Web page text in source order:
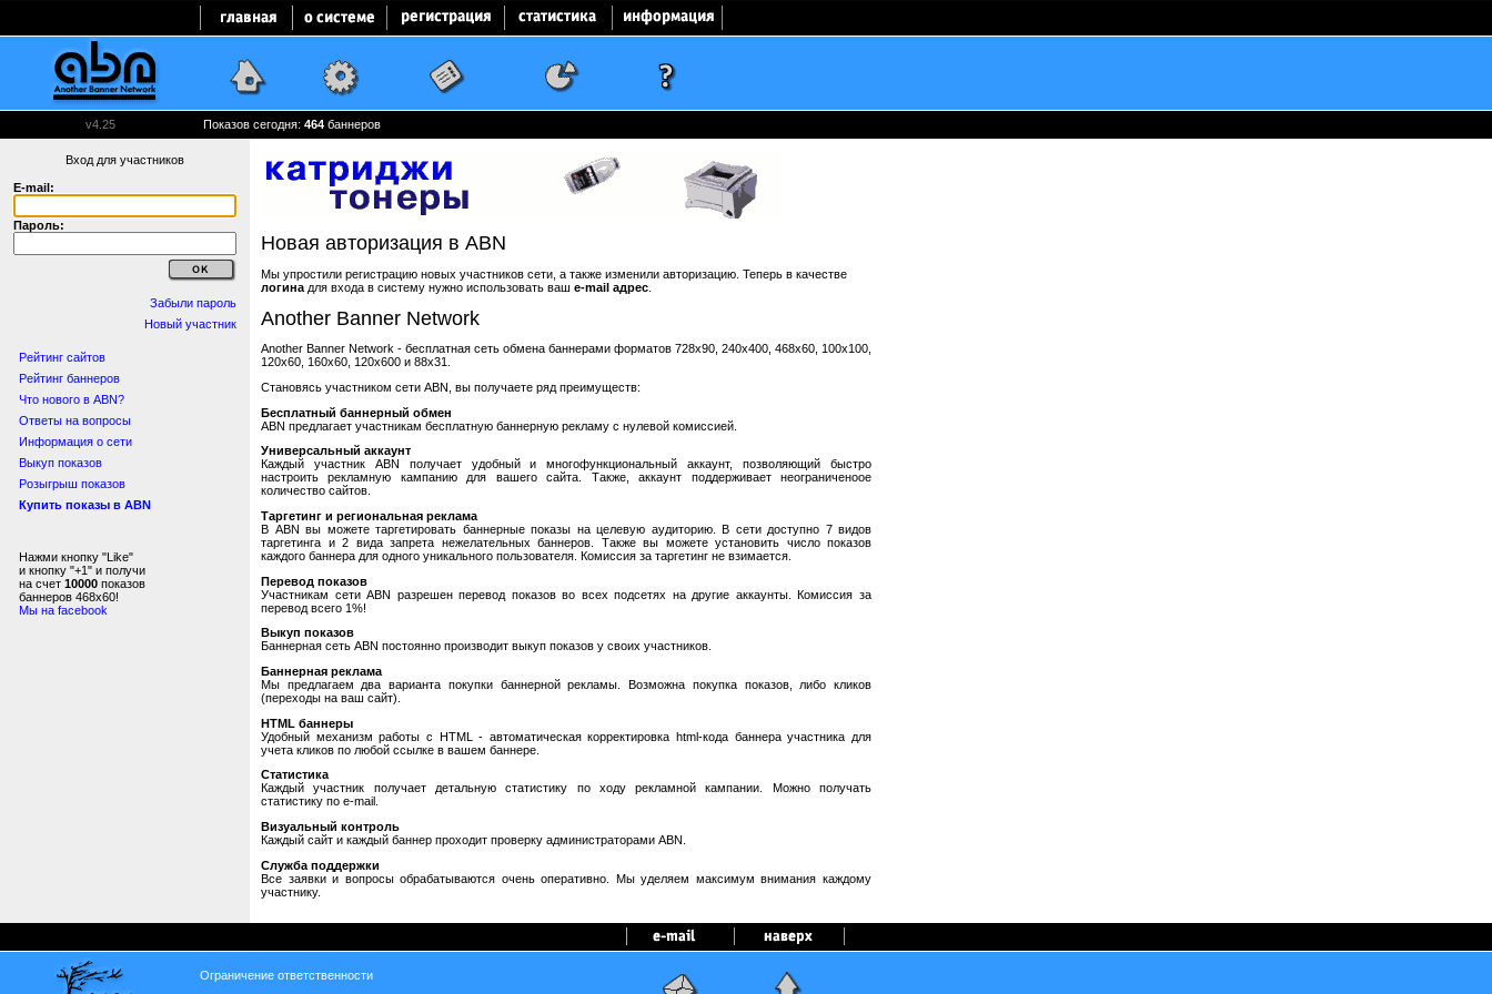
v4.25 Показов сегодня: 464 баннеров
Вход для участников
E-mail:
Пароль:
Забыли пароль
Новый участник
Рейтинг сайтов
Рейтинг баннеров
Что нового в ABN?
Ответы на вопросы
Информация о сети
Выкуп показов
Розыгрыш показов
Купить показы в ABN
Нажми кнопку "Like"
и кнопку "+1" и получи
на счет 10000 показов
баннеров 468x60!
Мы на facebook
Новая авторизация в ABN
Мы упростили регистрацию новых участников сети, а также изменили авторизацию. Теперь в качестве
логина для входа в систему нужно использовать ваш e-mail адрес
Another Banner Network
Another Banner Network - бесплатная сеть обмена баннерами форматов 728x90, 240x400, 468x60, 100x100,
120x60, 160x60, 120x600 и 88x31.
Становясь участником сети ABN, вы получаете ряд преимуществ:
Бесплатный баннерный обмен
ABN предлагает участникам бесплатную баннерную рекламу с нулевой комиссией.
Универсальный аккаунт
Каждый участник ABN получает удобный и многофункциональный аккаунт, позволяющий быстро
настроить рекламную кампанию для вашего сайта. Также, аккаунт поддерживает неограниченоое
количество сайтов.
Таргетинг и региональная реклама
В ABN вы можете таргетировать баннерные показы на целевую аудиторию. В сети доступно 7 видов
таргетинга и 2 вида запрета нежелательных баннеров. Также вы можете установить число показов
каждого баннера для одного уникального пользователя. Комиссия за таргетинг не взимается.
Перевод показов
Участникам сети ABN разрешен перевод показов во всех подсетях на другие аккаунты. Комиссия за
перевод всего 1%!
Выкуп показов
Баннерная сеть ABN постоянно производит выкуп показов у своих участников.
Баннерная реклама
Мы предлагаем два варианта покупки баннерной рекламы. Возможна покупка показов, либо кликов
(переходы на ваш сайт).
HTML баннеры
Удобный механизм работы с HTML - автоматическая корректировка html-кода баннера участника для
учета кликов по любой ссылке в вашем баннере.
Статистика
Каждый участник получает детальную статистику по ходу рекламной кампании. Можно получать
статистику по e-mail.
Визуальный контроль
Каждый сайт и каждый баннер проходит проверку администраторами ABN.
Служба поддержки
Все заявки и вопросы обрабатываются очень оперативно. Мы уделяем максимум внимания каждому
участнику.
Ограничение ответственности